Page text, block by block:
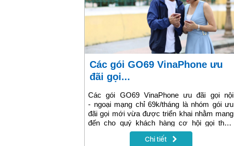
Các gói GO69 VinaPhone ưu
đãi gọi...
Các gói GO69 VinaPhone ưu đãi gọi nội
- ngoại mạng chỉ 69k/tháng là nhóm gói ưu
đãi gọi mới vừa được triển khai nhằm mang
đến cho quý khách hàng cơ hội gọi thoại
thoải mái mỗi ngày. Chỉ với 69k bạn sẽ nhận
được hơn ngàn phút gọi đáp ứng nhu cầu gọi
Chi tiết